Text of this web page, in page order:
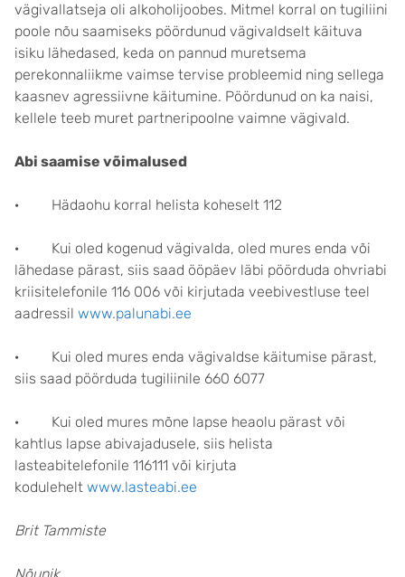
vägivallatseja oli alkoholijoobes. Mitmel korral on tugiliini
poole nõu saamiseks pöördunud vägivaldselt käituva
isiku lähedased, keda on pannud muretsema
perekonnaliikme vaimse tervise probleemid ning sellega
kaasnev agressiivne käitumine. Pöördunud on ka naisi,
kellele teeb muret partneripoolne vaimne vägivald.
Abi saamise võimalused
· Hädaohu korral helista koheselt 112
· Kui oled kogenud vägivalda, oled mures enda või
lähedase pärast, siis saad ööpäev läbi pöörduda ohvriabi
kriisitelefonile 116 006 või kirjutada veebivestluse teel
aadressil www.palunabi.ee
· Kui oled mures enda vägivaldse käitumise pärast,
siis saad pöörduda tugiliinile 660 6077
· Kui oled mures mõne lapse heaolu pärast või
kahtlus lapse abivajadusele, siis helista
lasteabitelefonile 116111 või kirjuta
kodulehelt www.lasteabi.ee
Brit Tammiste